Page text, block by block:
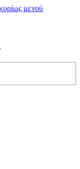
μενού